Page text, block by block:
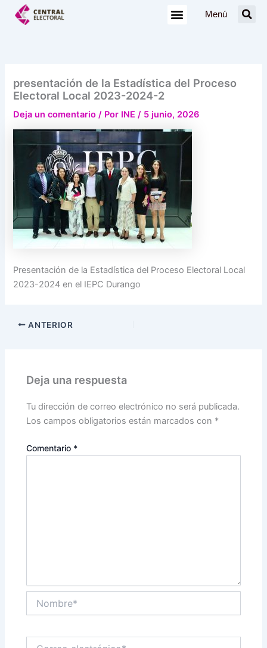
Menú
presentación de la Estadística del Proceso
Electoral Local 2023-2024-2
Deja un comentario / Por INE/ 5 junio, 2026
Presentación de la Estadística del Proceso Electoral Local
2023-2024 en el IEPC Durango
ANTERIOR
Deja una respuesta
Tu dirección de correo electrónico no será publicada.
Los campos obligatorios están marcados con *
Comentario *